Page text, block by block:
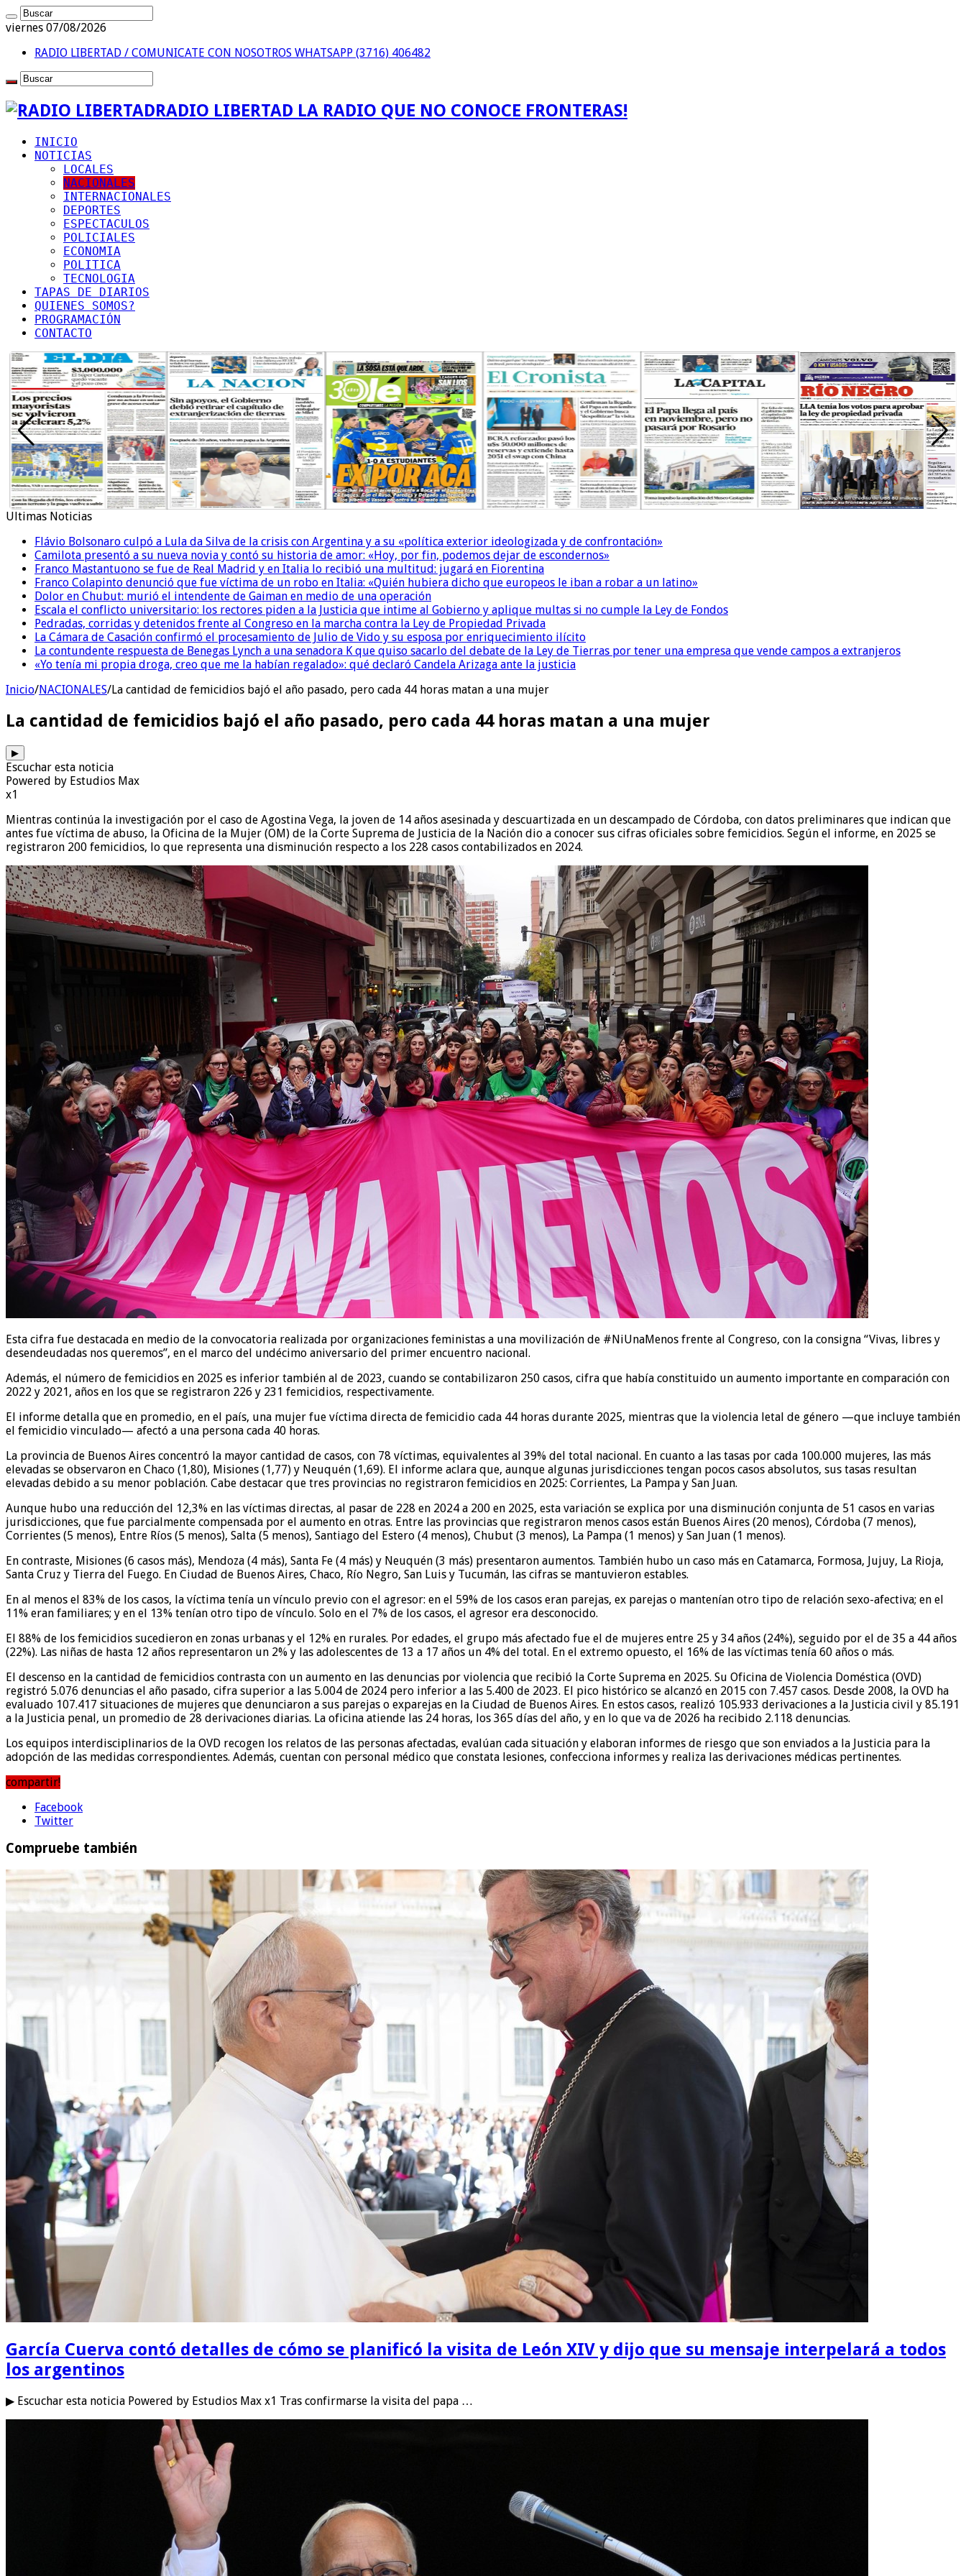
viernes 07/08/2026
RADIO LIBERTAD / COMUNICATE CON NOSOTROS WHATSAPP (3716) 406482
RADIO LIBERTAD LA RADIO QUE NO CONOCE FRONTERAS!
INICIO
NOTICIAS
LOCALES
NACIONALES
INTERNACIONALES
DEPORTES
ESPECTACULOS
POLICIALES
ECONOMIA
POLITICA
TECNOLOGIA
TAPAS DE DIARIOS
QUIENES SOMOS?
PROGRAMACIÓN
CONTACTO
Ultimas Noticias
Flávio Bolsonaro culpó a Lula da Silva de la crisis con Argentina y a su «política exterior ideologizada y de confrontación»
Camilota presentó a su nueva novia y contó su historia de amor: «Hoy, por fin, podemos dejar de escondernos»
Franco Mastantuono se fue de Real Madrid y en Italia lo recibió una multitud: jugará en Fiorentina
Franco Colapinto denunció que fue víctima de un robo en Italia: «Quién hubiera dicho que europeos le iban a robar a un latino»
Dolor en Chubut: murió el intendente de Gaiman en medio de una operación
Escala el conflicto universitario: los rectores piden a la Justicia que intime al Gobierno y aplique multas si no cumple la Ley de Fondos
Pedradas, corridas y detenidos frente al Congreso en la marcha contra la Ley de Propiedad Privada
La Cámara de Casación confirmó el procesamiento de Julio de Vido y su esposa por enriquecimiento ilícito
La contundente respuesta de Benegas Lynch a una senadora K que quiso sacarlo del debate de la Ley de Tierras por tener una empresa que vende campos a extranjeros
«Yo tenía mi propia droga, creo que me la habían regalado»: qué declaró Candela Arizaga ante la justicia
Inicio/NACIONALES/La cantidad de femicidios bajó el año pasado, pero cada 44 horas matan a una mujer
La cantidad de femicidios bajó el año pasado, pero cada 44 horas matan a una mujer
▶
Escuchar esta noticia
Powered by Estudios Max
x1
Mientras continúa la investigación por el caso de Agostina Vega, la joven de 14 años asesinada y descuartizada en un descampado de Córdoba, con datos preliminares que indican que
antes fue víctima de abuso, la Oficina de la Mujer (OM) de la Corte Suprema de Justicia de la Nación dio a conocer sus cifras oficiales sobre femicidios. Según el informe, en 2025 se
registraron 200 femicidios, lo que representa una disminución respecto a los 228 casos contabilizados en 2024.
Esta cifra fue destacada en medio de la convocatoria realizada por organizaciones feministas a una movilización de #NiUnaMenos frente al Congreso, con la consigna “Vivas, libres y
desendeudadas nos queremos”, en el marco del undécimo aniversario del primer encuentro nacional.
Además, el número de femicidios en 2025 es inferior también al de 2023, cuando se contabilizaron 250 casos, cifra que había constituido un aumento importante en comparación con
2022 y 2021, años en los que se registraron 226 y 231 femicidios, respectivamente.
El informe detalla que en promedio, en el país, una mujer fue víctima directa de femicidio cada 44 horas durante 2025, mientras que la violencia letal de género —que incluye también
el femicidio vinculado— afectó a una persona cada 40 horas.
La provincia de Buenos Aires concentró la mayor cantidad de casos, con 78 víctimas, equivalentes al 39% del total nacional. En cuanto a las tasas por cada 100.000 mujeres, las más
elevadas se observaron en Chaco (1,80), Misiones (1,77) y Neuquén (1,69). El informe aclara que, aunque algunas jurisdicciones tengan pocos casos absolutos, sus tasas resultan
elevadas debido a su menor población. Cabe destacar que tres provincias no registraron femicidios en 2025: Corrientes, La Pampa y San Juan.
Aunque hubo una reducción del 12,3% en las víctimas directas, al pasar de 228 en 2024 a 200 en 2025, esta variación se explica por una disminución conjunta de 51 casos en varias
jurisdicciones, que fue parcialmente compensada por el aumento en otras. Entre las provincias que registraron menos casos están Buenos Aires (20 menos), Córdoba (7 menos),
Corrientes (5 menos), Entre Ríos (5 menos), Salta (5 menos), Santiago del Estero (4 menos), Chubut (3 menos), La Pampa (1 menos) y San Juan (1 menos).
En contraste, Misiones (6 casos más), Mendoza (4 más), Santa Fe (4 más) y Neuquén (3 más) presentaron aumentos. También hubo un caso más en Catamarca, Formosa, Jujuy, La Rioja,
Santa Cruz y Tierra del Fuego. En Ciudad de Buenos Aires, Chaco, Río Negro, San Luis y Tucumán, las cifras se mantuvieron estables.
En al menos el 83% de los casos, la víctima tenía un vínculo previo con el agresor: en el 59% de los casos eran parejas, ex parejas o mantenían otro tipo de relación sexo-afectiva; en el
11% eran familiares; y en el 13% tenían otro tipo de vínculo. Solo en el 7% de los casos, el agresor era desconocido.
El 88% de los femicidios sucedieron en zonas urbanas y el 12% en rurales. Por edades, el grupo más afectado fue el de mujeres entre 25 y 34 años (24%), seguido por el de 35 a 44 años
(22%). Las niñas de hasta 12 años representaron un 2% y las adolescentes de 13 a 17 años un 4% del total. En el extremo opuesto, el 16% de las víctimas tenía 60 años o más.
El descenso en la cantidad de femicidios contrasta con un aumento en las denuncias por violencia que recibió la Corte Suprema en 2025. Su Oficina de Violencia Doméstica (OVD)
registró 5.076 denuncias el año pasado, cifra superior a las 5.004 de 2024 pero inferior a las 5.400 de 2023. El pico histórico se alcanzó en 2015 con 7.457 casos. Desde 2008, la OVD ha
evaluado 107.417 situaciones de mujeres que denunciaron a sus parejas o exparejas en la Ciudad de Buenos Aires. En estos casos, realizó 105.933 derivaciones a la Justicia civil y 85.191
a la Justicia penal, un promedio de 28 derivaciones diarias. La oficina atiende las 24 horas, los 365 días del año, y en lo que va de 2026 ha recibido 2.118 denuncias.
Los equipos interdisciplinarios de la OVD recogen los relatos de las personas afectadas, evalúan cada situación y elaboran informes de riesgo que son enviados a la Justicia para la
adopción de las medidas correspondientes. Además, cuentan con personal médico que constata lesiones, confecciona informes y realiza las derivaciones médicas pertinentes.
compartir!
Facebook
Twitter
Compruebe también
García Cuerva contó detalles de cómo se planificó la visita de León XIV y dijo que su mensaje interpelará a todos
los argentinos
▶ Escuchar esta noticia Powered by Estudios Max x1 Tras confirmarse la visita del papa …